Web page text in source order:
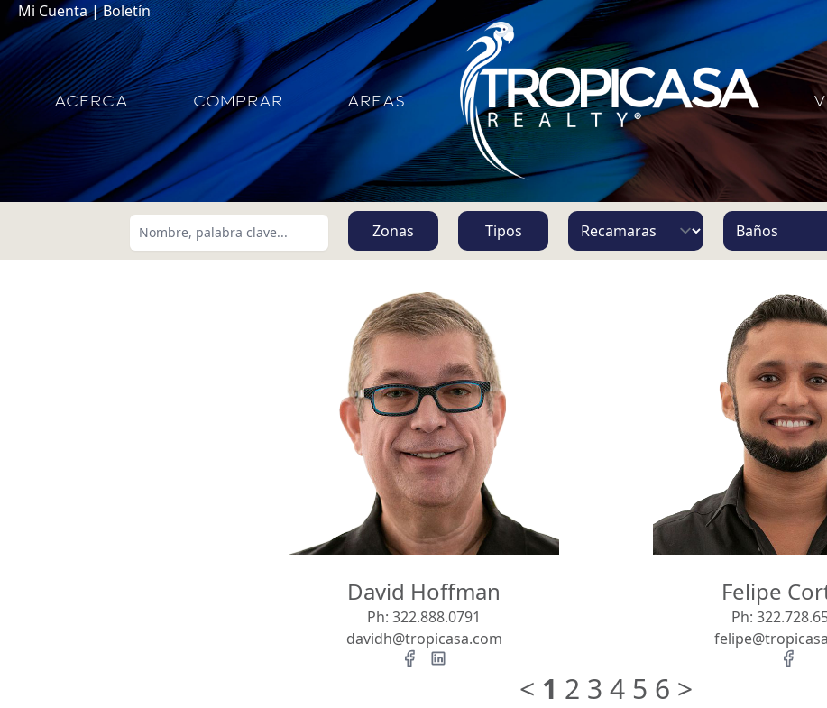
Mi Cuenta|Boletín
ACERCA COMPRAR AREAS
Zonas Tipos
David Hoffman
Ph:322.888.0791
davidh@tropicasa.com
Felipe
Ph:
< 1 2 3 4 5 6 >